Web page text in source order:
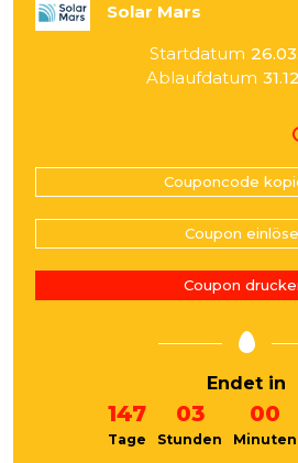
Solar Mars
Startdatum
Ablaufdatum
Couponcode
Coupon
Coupon
Endet in
147
Tage
03
Stunden
00
Minuten